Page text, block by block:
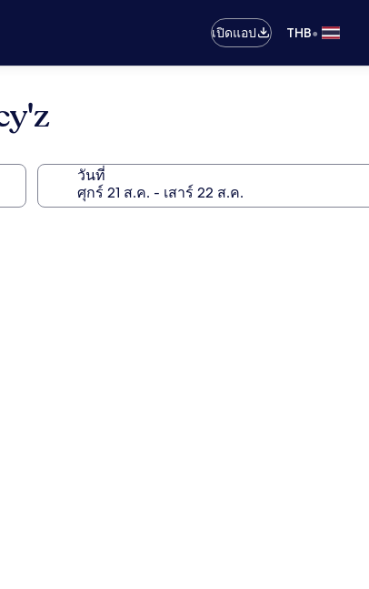
เปิดแอป
THB•
วันที่